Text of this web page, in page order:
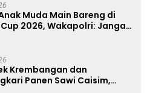
Muda Main Bareng di
2026, Wakapolri: Jangan
Krembangan dan
Panen Sawi Caisim,